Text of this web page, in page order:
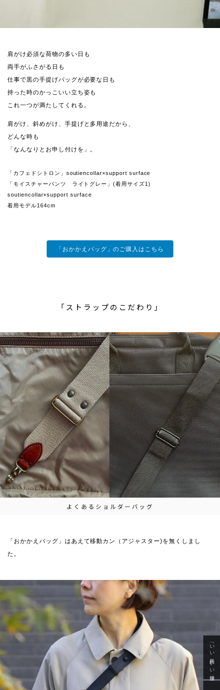
肩がけ必須な荷物の多い日も
両手がふさがる日も
仕事で黒の手提げバッグが必要な日も
持った時のかっこいい立ち姿も
これ一つが満たしてくれる。
肩がけ、斜めがけ、手提げと多用途だから、
どんな時も
「なんなりとお申し付けを」。
「カフェドシトロン」soutiencollar×support surface
「モイスチャーパンツ ライトグレー」(着用サイズ1)
soutiencollar×support surface
着用モデル164cm
「おかかえバッグ」のご購入はこちら
「ストラップのこだわり」
「おかかえバッグ」はあえて移動カン（アジャスター)を無くしまし
た。
「いい年齢 いい洋服」